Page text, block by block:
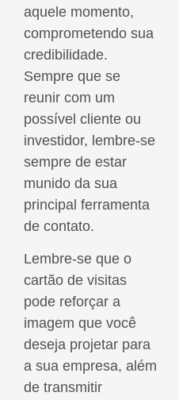
aquele momento,
comprometendo sua
credibilidade.
Sempre que se
reunir com um
possível cliente ou
investidor, lembre-se
sempre de estar
munido da sua
principal ferramenta
de contato.
Lembre-se que o
cartão de visitas
pode reforçar a
imagem que você
deseja projetar para
a sua empresa, além
de transmitir